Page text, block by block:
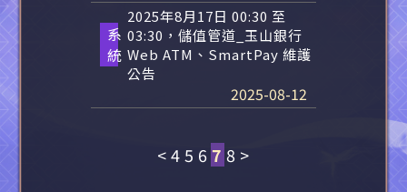
系
統
2025年8月17日 00:30 至
03:30，儲值管道_玉山銀行
Web ATM、SmartPay 維護
公告
2025-08-12
<4 5 6 7 8 >